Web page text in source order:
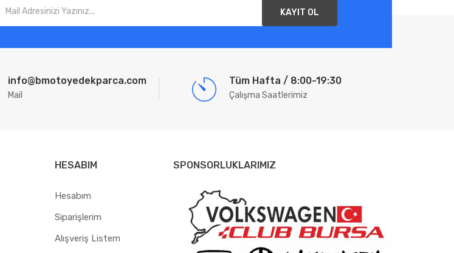
KAYIT OL
info@bmotoyedekparca.com
Mail
Tüm Hafta / 8:00-19:30
Çalışma Saatlerimiz
HESABIM
Hesabım
Siparişlerim
Alışveriş Listem
SPONSORLUKLARIMIZ